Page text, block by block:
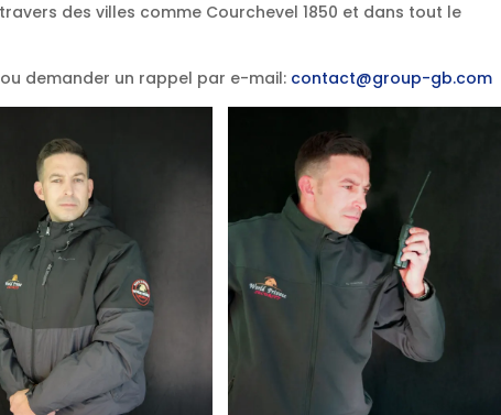
des villes comme Courchevel 1850 et dans tout le
demander un rappel par e-mail: contact@group-gb.com